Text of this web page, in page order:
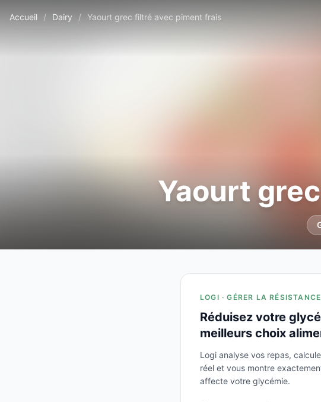
Accueil / Dairy / Yaourt grec filtré avec piment frais
Yaourt
LOGI · GÉRER LA
Réduisez votre
meilleurs choix
Logi analyse vos repas,
réel et vous montre
affecte votre glycémie.